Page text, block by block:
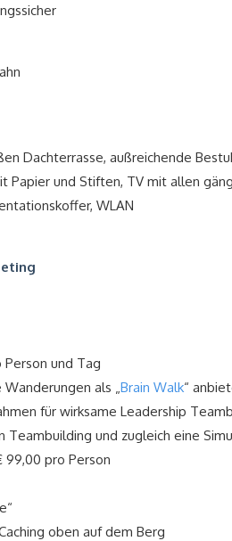
Dachterrasse, außreichende
Papier und Stiften, TV mit allen
WLAN
und Tag
als „Brain Walk“
für wirksame Leadership
Teambuilding und zugleich eine
99,00 pro Person
oben auf dem Berg